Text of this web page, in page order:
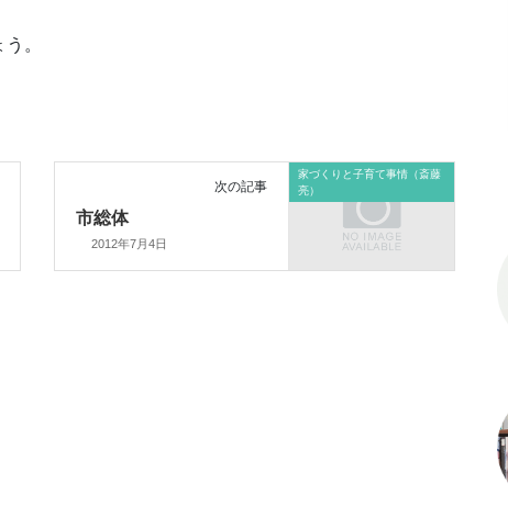
。
家づくりと子育て事情（斎藤
亮）
次の記事
市総体
2012年7月4日